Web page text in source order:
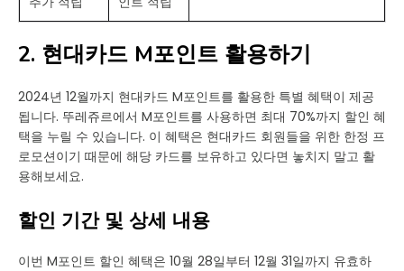
2. 현대카드 M포인트 활용하기
2024년 12월까지 현대카드 M포인트를 활용한 특별 혜택이 제공
됩니다. 뚜레쥬르에서 M포인트를 사용하면 최대 70%까지 할인 혜
택을 누릴 수 있습니다. 이 혜택은 현대카드 회원들을 위한 한정 프
로모션이기 때문에 해당 카드를 보유하고 있다면 놓치지 말고 활
용해보세요.
할인 기간 및 상세 내용
이번 M포인트 할인 혜택은 10월 28일부터 12월 31일까지 유효하